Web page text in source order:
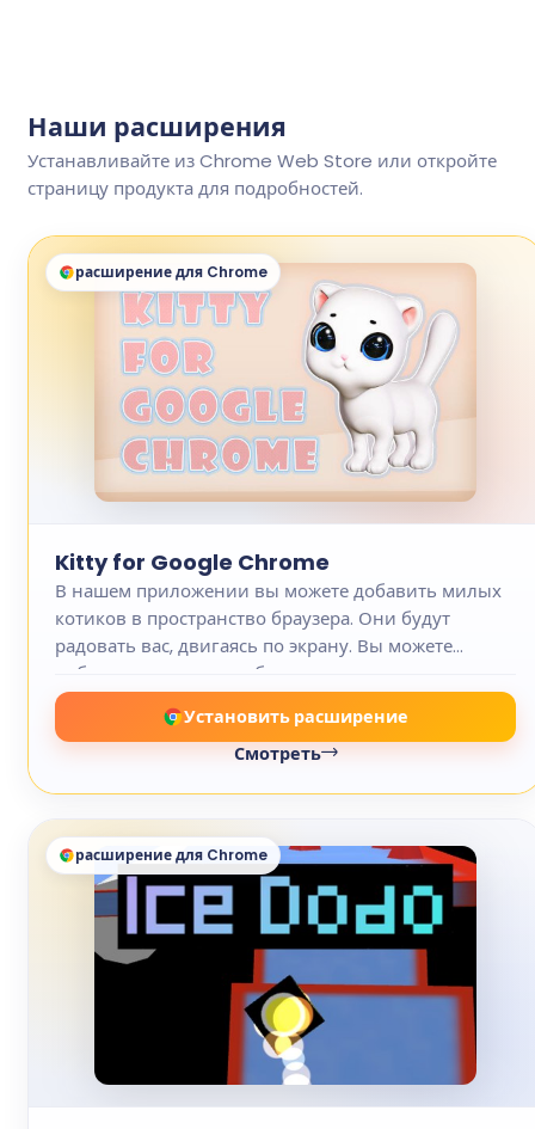
Наши расширения
Устанавливайте из Chrome Web Store или откройте
страницу продукта для подробностей.
расширение для Chrome
Kitty for Google Chrome
В нашем приложении вы можете добавить милых
котиков в пространство браузера. Они будут
радовать вас, двигаясь по экрану. Вы можете
добавлять котиков любого размера.
Установить расширение
Смотреть
расширение для Chrome